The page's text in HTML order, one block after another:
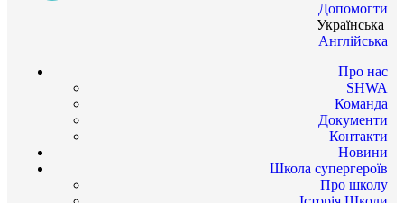
Допомогти
Українська
Англійська
Про нас
SHWA
Команда
Документи
Контакти
Новини
Школа супергероїв
Про школу